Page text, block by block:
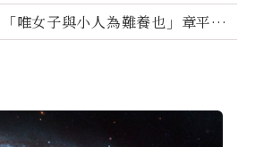
「唯女子與小人為難養也」章平議